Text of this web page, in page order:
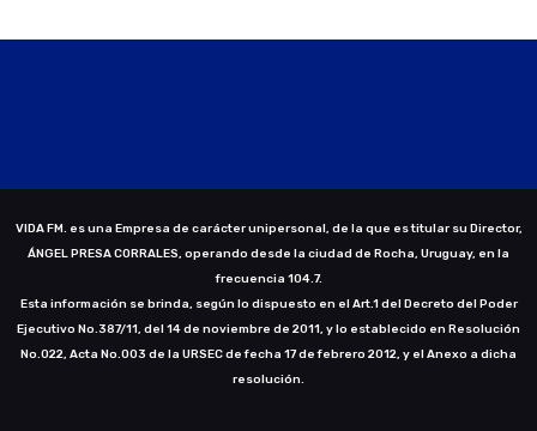
VIDA FM. es una Empresa de carácter unipersonal, de la que es titular su Director,
ÁNGEL PRESA CORRALES, operando desde la ciudad de Rocha, Uruguay, en la
frecuencia 104.7.
Esta información se brinda, según lo dispuesto en el Art.1 del Decreto del Poder
Ejecutivo No.387/11, del 14 de noviembre de 2011, y lo establecido en Resolución
No.022, Acta No.003 de la URSEC de fecha 17 de febrero 2012, y el Anexo a dicha
resolución.